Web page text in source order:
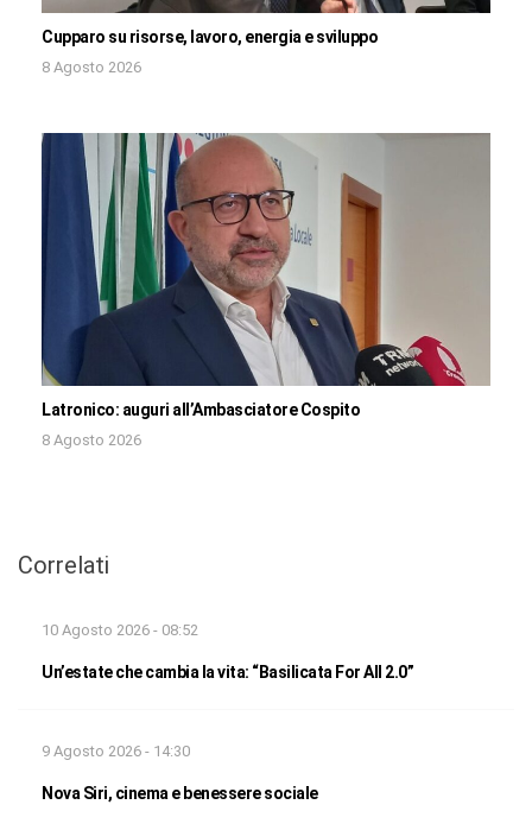
Cupparo su risorse, lavoro, energia e sviluppo
8 Agosto 2026
Latronico: auguri all’Ambasciatore Cospito
8 Agosto 2026
Correlati
10 Agosto 2026 - 08:52
Un’estate che cambia la vita: “Basilicata For All 2.0”
9 Agosto 2026 - 14:30
Nova Siri, cinema e benessere sociale